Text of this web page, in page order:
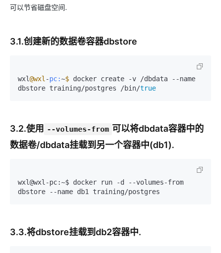
可以节省磁盘空间.
3.1.创建新的数据卷容器dbstore
wxl@wxl -pc:~$ docker create -v /dbdata --name
dbstore training/postgres /bin/true
3.2.使用 --volumes-from 可以将dbdata容器中的
数据卷/dbdata挂载到另一个容器中(db1).
wxl@wxl -pc:~$ docker run -d - -volumes-from
dbstore - -name db1 training/postgres
3.3.将dbstore挂载到db2容器中.